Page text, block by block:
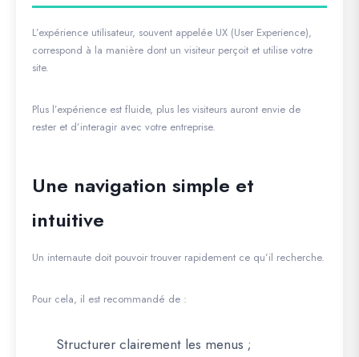
L’expérience utilisateur, souvent appelée UX (User Experience),
correspond à la manière dont un visiteur perçoit et utilise votre
site.
Plus l’expérience est fluide, plus les visiteurs auront envie de
rester et d’interagir avec votre entreprise.
Une navigation simple et
intuitive
Un internaute doit pouvoir trouver rapidement ce qu’il recherche.
Pour cela, il est recommandé de :
Structurer clairement les menus ;